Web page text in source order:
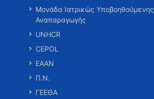
Μονάδα Ιατρικώς Υποβοηθούμενης
Αναπαραγωγής
UNHCR
CEPOL
ΕΑΑΝ
Π.Ν.
ΓΕΕΘΑ